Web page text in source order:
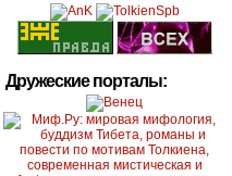
Дружеские порталы: